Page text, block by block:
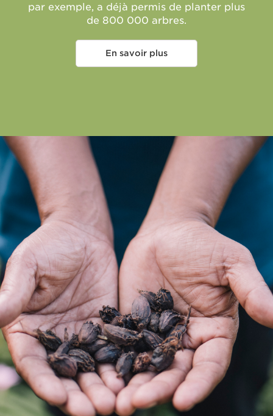
par exemple, a déjà permis de planter plus
de 800 000 arbres.
En savoir plus